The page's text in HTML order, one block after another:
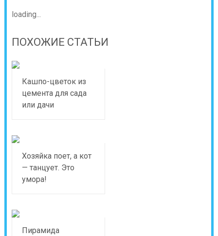
loading...
ПОХОЖИЕ СТАТЬИ
Кашпо-цветок из
цемента для сада
или дачи
Хозяйка поет, а кот
— танцует. Это
умора!
Пирамида